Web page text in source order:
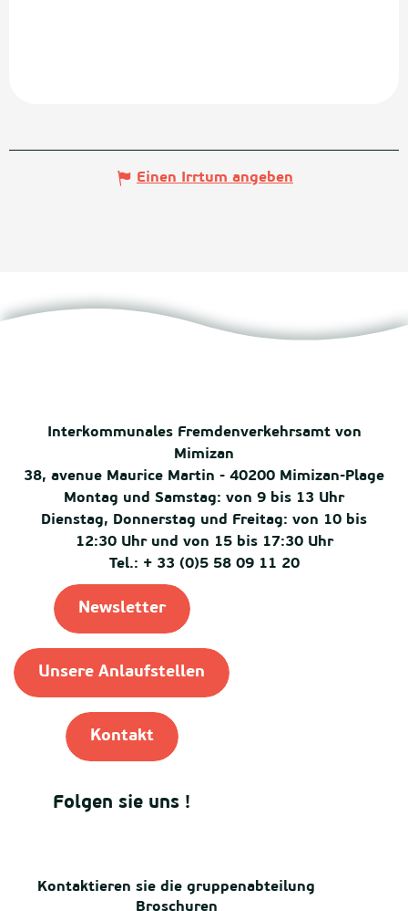
Einen Irrtum angeben
Interkommunales Fremdenverkehrsamt von
Mimizan
38, avenue Maurice Martin - 40200 Mimizan-Plage
Montag und Samstag: von 9 bis 13 Uhr
Dienstag, Donnerstag und Freitag: von 10 bis
12:30 Uhr und von 15 bis 17:30 Uhr
Tel.: + 33 (0)5 58 09 11 20
Newsletter
Unsere Anlaufstellen
Kontakt
Folgen sie uns !
Kontaktieren sie die gruppenabteilung
Broschuren